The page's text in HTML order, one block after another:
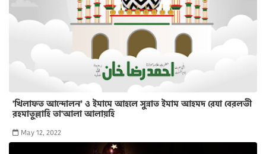
'খিলাফত আন্দোলন’ ও ইমামে আহলে সুন্নাত ইমাম আহমদ রেযা বেরলভী
রহমাতুল্লাহি তা'আলা আলায়হি
May 12, 2022